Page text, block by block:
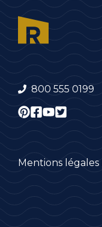
800 555 0199
Mentions légales